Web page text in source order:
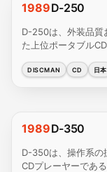
1989D-250
D-250は、外装品質
た上位ポータブル
DISCMAN CD 日本
1989D-350
D-350は、操作系の
CDプレーヤーである